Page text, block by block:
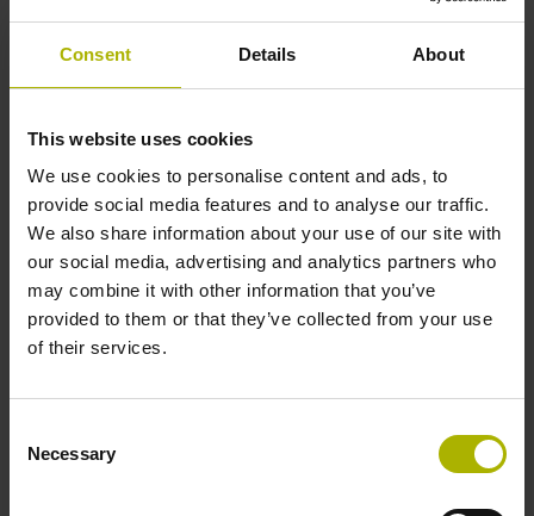
Consent Details About
This website uses cookies
We use cookies to personalise content and ads, to
provide social media features and to analyse our traffic.
We also share information about your use of our site with
our social media, advertising and analytics partners who
may combine it with other information that you’ve
provided to them or that they’ve collected from your use
of their services.
Selection
Necessary
HEIDENHAIN CNC数控系统易于设置、操作便捷、灵活通
用、生产高效、加工结果无可挑剔，而且性能强劲。结合
HEIDENHAIN高精度测头、刀具检测解决方案、数字驱动
境下的高过程可靠性。
浏览产品